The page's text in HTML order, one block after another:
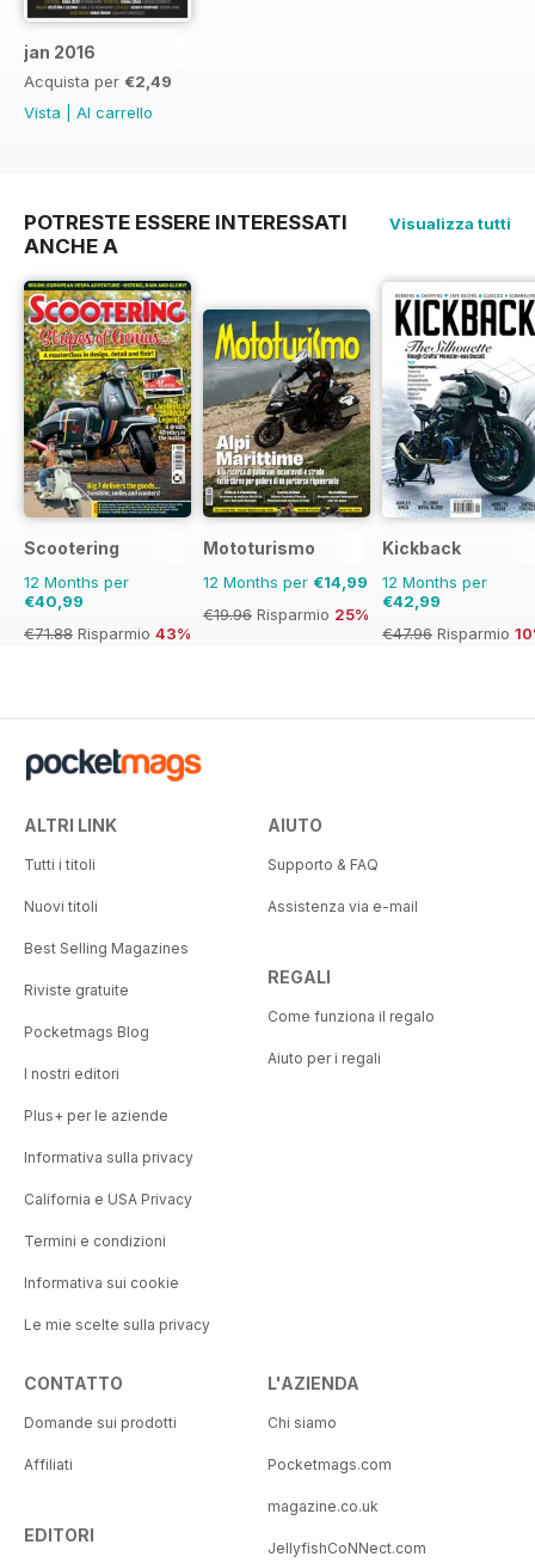
jan 2016
Acquista per €2,49
Vista
Al carrello
POTRESTE ESSERE INTERESSATI
ANCHE A
Visualizza tutti
Scootering
12 Months per
€40,99
€71.88 Risparmio 43%
Mototurismo
12 Months per €14,99
€19.96 Risparmio 25%
Kickback
12 Months per
€42,99
€47.96 Risparmio
ALTRI LINK
Tutti i titoli
Nuovi titoli
Best Selling Magazines
Riviste gratuite
Pocketmags Blog
I nostri editori
Plus+ per le aziende
Informativa sulla privacy
California e USA Privacy
Termini e condizioni
Informativa sui cookie
Le mie scelte sulla privacy
AIUTO
Supporto & FAQ
Assistenza via e-mail
REGALI
Come funziona il regalo
Aiuto per i regali
CONTATTO
Domande sui prodotti
Affiliati
EDITORI
L'AZIENDA
Chi siamo
Pocketmags.com
magazine.co.uk
JellyfishCoNNect.com